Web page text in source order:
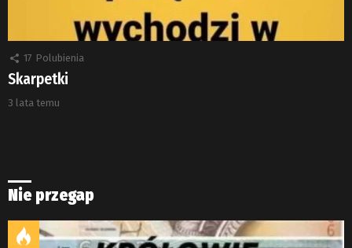
17 Polubienia
Skarpetki
3 lata temu
Nie przegap